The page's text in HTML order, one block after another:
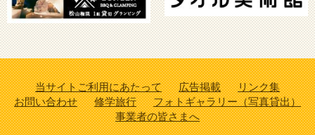
当サイトご利用にあたって 広告掲載
リンク集
お問い合わせ
修学旅行
フォトギャラリー（写真貸出）
事業者の皆さまへ